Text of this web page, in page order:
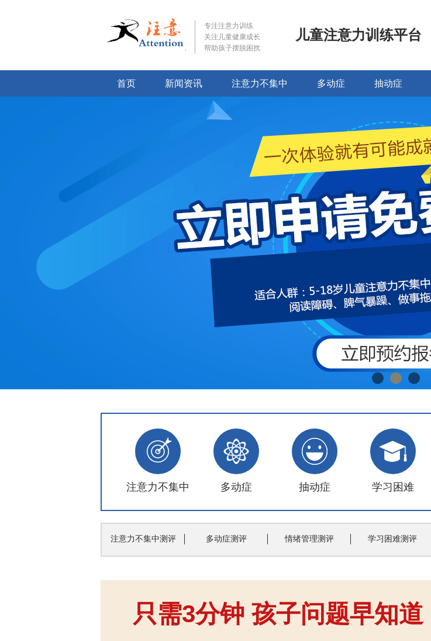
专注注意力训练
关注儿童健康成长
帮助孩子摆脱困扰
儿童注意力训练平台
首页 新闻资讯 注意力不集中 多动症 抽动症
注意力不集中 多动症 抽动症 学习困难
注意力不集中测评 多动症测评 情绪管理测评 学习困难测评
只需3分钟 孩子问题早知道